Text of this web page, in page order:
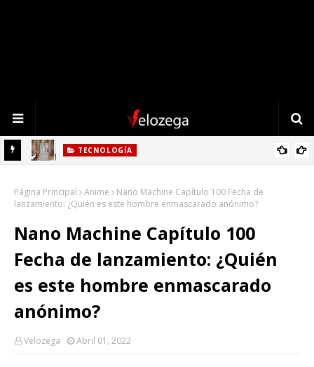
TECNOLOGÍA
Página Principal Anime
Nano Machine Capítulo 100 Fecha de
lanzamiento: ¿Quién es este hombre enmascarado anónimo?
Nano Machine Capítulo 100
Fecha de lanzamiento: ¿Quién
es este hombre enmascarado
anónimo?
Velozega Abril 01, 2022